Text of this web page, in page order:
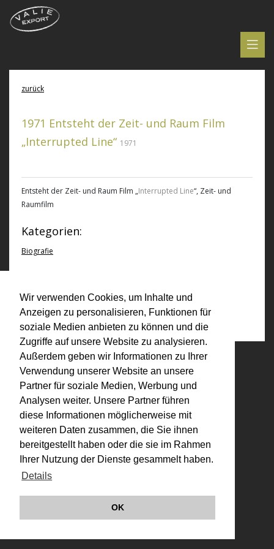
Wir verwenden Cookies, um Inhalte und
Anzeigen zu personalisieren, Funktionen für
soziale Medien anbieten zu können und die
Zugriffe auf unsere Website zu analysieren.
Außerdem geben wir Informationen zu Ihrer
Verwendung unserer Website an unsere
Partner für soziale Medien, Werbung und
Analysen weiter. Unsere Partner führen
diese Informationen möglicherweise mit
weiteren Daten zusammen, die Sie ihnen
bereitgestellt haben oder die sie im Rahmen
Ihrer Nutzung der Dienste gesammelt haben.
Details
OK
zurück
1971 Entsteht der Zeit- und Raum Film
„Interrupted Line“ 1971
Entsteht der Zeit- und Raum Film „Interrupted Line“, Zeit- und
Raumfilm
Kategorien:
Biografie
INTERRUPTED LINE (1972)
© VALIE EXPORT 2026
Impressum |
Datenschutz
Links